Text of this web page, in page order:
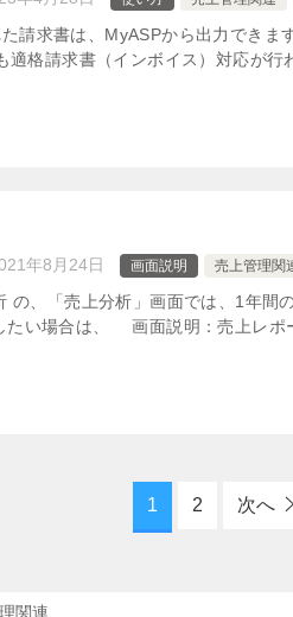
請求書は、MyASPから出力でき
適格請求書（インボイス）対応が
年8月24日 画面説明 売上管理関
、「売上分析」画面では、1年間
たい場合は、 画面説明：売上レポ
1 2 次へ
関連